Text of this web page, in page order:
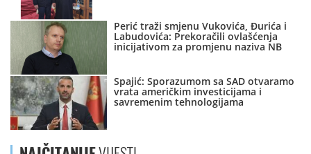
Perić traži smjenu Vukovića, Đurića i
Labudovića: Prekoračili ovlašćenja
inicijativom za promjenu naziva NB
Spajić: Sporazumom sa SAD otvaramo
vrata američkim investicijama i
savremenim tehnologijama